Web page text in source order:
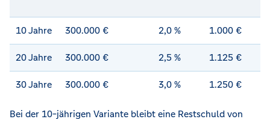
10 Jahre 300.000 € 2,0 % 1.000 €
20 Jahre 300.000 € 2,5 % 1.125 €
30 Jahre 300.000 € 3,0 % 1.250 €
Bei der 10-jährigen Variante bleibt eine Restschuld von